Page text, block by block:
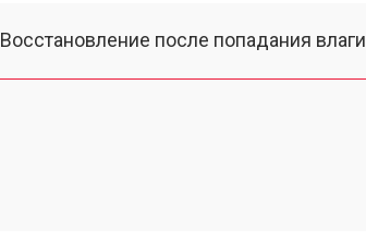
Восстановление после попадания влаги